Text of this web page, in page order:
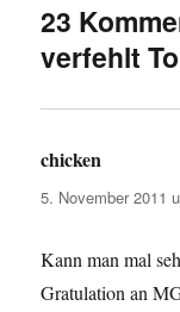
23
verfehlt
chicken
5. November 2011
Kann man mal
Gratulation an